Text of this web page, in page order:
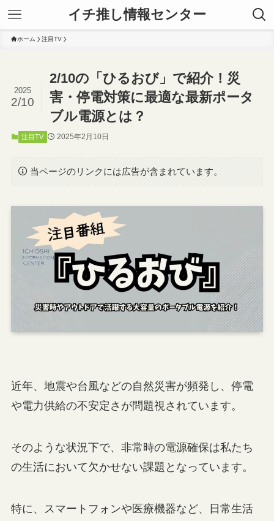
イチ推し情報センター
ホーム 注目TV
2/10の「ひるおび」で紹介！災
害・停電対策に最適な最新ポータ
ブル電源とは？
2025
2/10
注目TV 2025年2月10日
当ページのリンクには広告が含まれています。
近年、地震や台風などの自然災害が頻発し、停電
や電力供給の不安定さが問題視されています。
そのような状況下で、非常時の電源確保は私たち
の生活において欠かせない課題となっています。
特に、スマートフォンや医療機器など、日常生活